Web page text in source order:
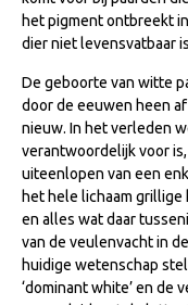
Veulen
Predicaten
Cornage
WBSFH
Dekhengsten
Zoek een hengst
het pigment ontbreekt
dier niet levensvatbaar
De geboorte van witte
door de eeuwen heen
nieuw. In het verleden
verantwoordelijk voor
uiteenlopen van een
het hele lichaam
en alles wat daar
van de veulenvacht in
huidige wetenschap
‘dominant white’ en de